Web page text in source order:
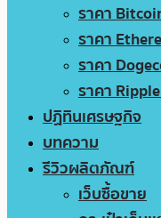
ราคา
ราคา
ราคา
ราคา
ปฏิทินเศรษฐกิจ
บทความ
รีวิวผลิตภัณฑ์
เว็บซื้อขาย